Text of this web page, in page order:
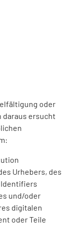
oder
daraus ersucht
Urhebers, des
und/oder
digitalen
oder Teile